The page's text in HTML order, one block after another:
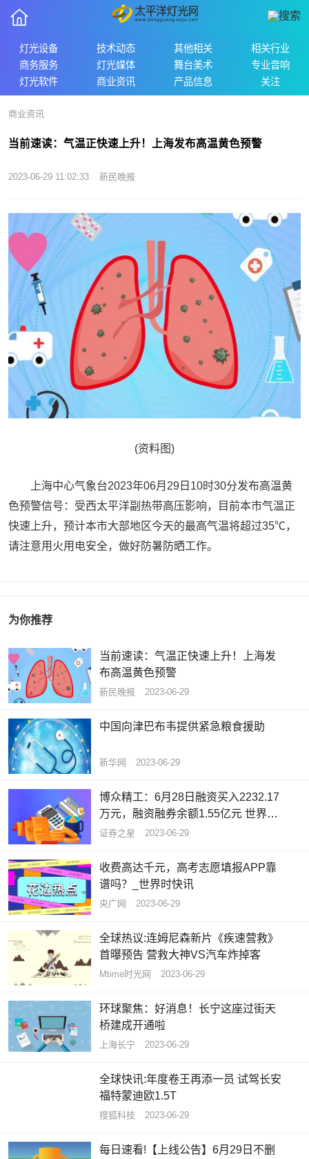
灯光设备 技术动态 其他相关
相关行业
商务服务
灯光媒体 舞台美术
专业音响
灯光软件
商业资讯 产品信息 关注
商业资讯
当前速读：气温正快速上升！上海发布高温黄色预警
2023-06-29 11:02:33 新民晚报
(资料图)
上海中心气象台2023年06月29日10时30分发布高温黄
色预警信号：受西太平洋副热带高压影响，目前本市气温正
快速上升，预计本市大部地区今天的最高气温将超过35℃，
请注意用火用电安全，做好防暑防晒工作。
为你推荐
当前速读：气温正快速上升！上海发
布高温黄色预警
新民晚报 2023-06-29
中国向津巴布韦提供紧急粮食援助
新华网 2023-06-29
博众精工：6月28日融资买入2232.17
万元，融资融券余额1.55亿元 世界播
报
证券之星 2023-06-29
收费高达千元，高考志愿填报APP靠
谱吗？_世界时快讯
央广网 2023-06-29
全球热议:连姆尼森新片《疾速营救》
首曝预告 营救大神VS汽车炸掉客
Mtime时光网 2023-06-29
环球聚焦：好消息！长宁这座过街天
桥建成开通啦
上海长宁 2023-06-29
全球快讯:年度卷王再添一员 试驾长安
福特蒙迪欧1.5T
搜狐科技 2023-06-29
每日速看!【上线公告】6月29日不删